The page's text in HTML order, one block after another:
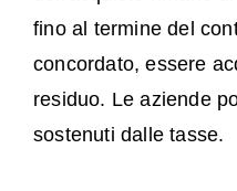
fino al termine del
concordato, essere
residuo. Le aziende
sostenuti dalle tasse.